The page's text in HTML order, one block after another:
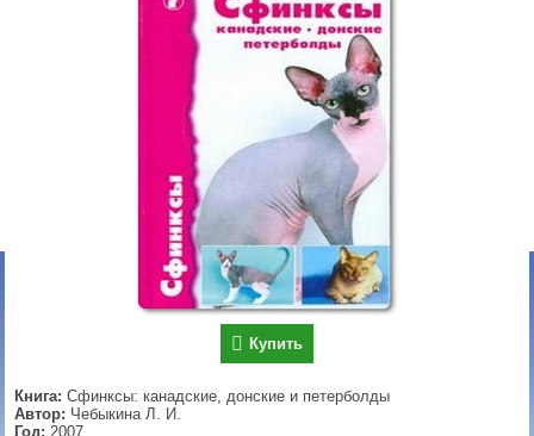
Купить
Книга: Сфинксы: канадские, донские и петерболды
Автор: Чебыкина Л. И.
Год: 2007